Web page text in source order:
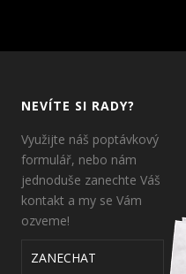
NEVÍTE SI RADY?
Využijte náš poptávkový
formulář, nebo nám
jednoduše zanechte Váš
kontakt a my se Vám
ozveme!
ZANECHAT